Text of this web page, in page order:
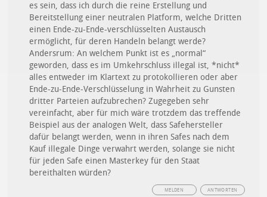
es sein, dass ich durch die reine Erstellung und
Bereitstellung einer neutralen Platform, welche Dritten
einen Ende-zu-Ende-verschlüsselten Austausch
ermöglicht, für deren Handeln belangt werde?
Andersrum: An welchem Punkt ist es „normal“
geworden, dass es im Umkehrschluss illegal ist, *nicht*
alles entweder im Klartext zu protokollieren oder aber
Ende-zu-Ende-Verschlüsselung in Wahrheit zu Gunsten
dritter Parteien aufzubrechen? Zugegeben sehr
vereinfacht, aber für mich wäre trotzdem das treffende
Beispiel aus der analogen Welt, dass Safehersteller
dafür belangt werden, wenn in ihren Safes nach dem
Kauf illegale Dinge verwahrt werden, solange sie nicht
für jeden Safe einen Masterkey für den Staat
bereithalten würden?
ANTWORTEN
MELDEN